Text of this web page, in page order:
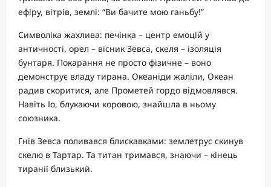
ефіру, вітрів, землі: “Ви бачите мою ганьбу!”
Символіка жахлива: печінка – центр емоцій у
античності, орел – вісник Зевса, скеля – ізоляція
бунтаря. Покарання не просто фізичне – воно
демонструє владу тирана. Океаніди жаліли, Океан
радив скоритися, але Прометей гордо відмовлявся.
Навіть Іо, блукаючи коровою, знайшла в ньому
союзника.
Гнів Зевса поливався блискавками: землетрус скинув
скелю в Тартар. Та титан тримався, знаючи – кінець
тиранії близький.